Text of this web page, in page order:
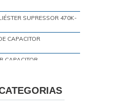
SUPRESSOR 470K-
CAPACITOR
CAPACITOR